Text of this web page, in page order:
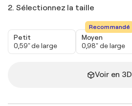
2. Sélectionnez la taille
Petit
0,59" de large
Recommandé
Moyen
0,98" de large
Voir en 3D